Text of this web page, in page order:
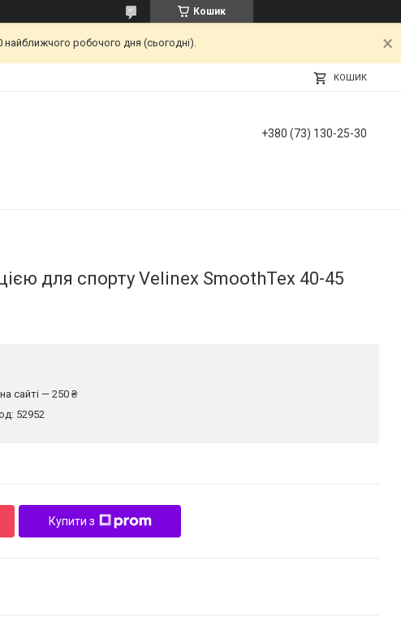
Кошик
найближчого робочого дня (сьогодні).
КОШИК
+380 (73) 130-25-30
для спорту Velinex SmoothTex 40-45
сайті — 250 ₴
52952
Купити з